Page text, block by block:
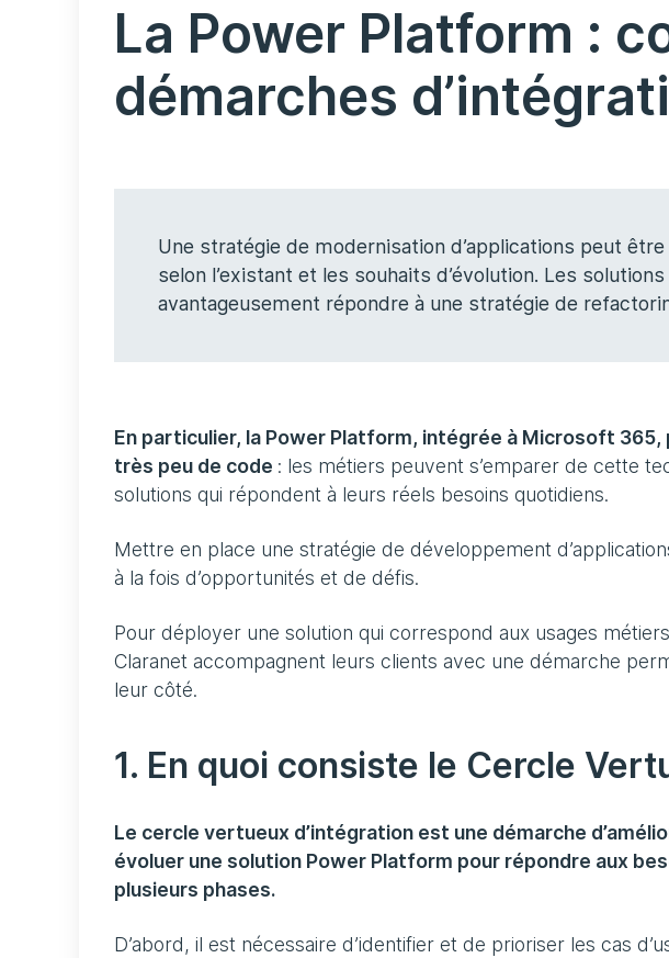
La Power Platform :
démarches
Une stratégie de modernisation d’applications peut
selon l’existant et les souhaits d’évolution. Les
avantageusement répondre à une stratégie de
En particulier, la Power Platform, intégrée à Microsoft
très peu de code : les métiers peuvent s’emparer de cette
solutions qui répondent à leurs réels besoins quotidiens.
Mettre en place une stratégie de développement
à la fois d’opportunités et de défis.
Pour déployer une solution qui correspond aux usages
Claranet accompagnent leurs clients avec une démarche
leur côté.
1. En quoi consiste le Cercle
Le cercle vertueux d’intégration est une démarche
évoluer une solution Power Platform pour répondre aux
plusieurs phases.
D’abord, il est nécessaire d’identifier et de prioriser les cas